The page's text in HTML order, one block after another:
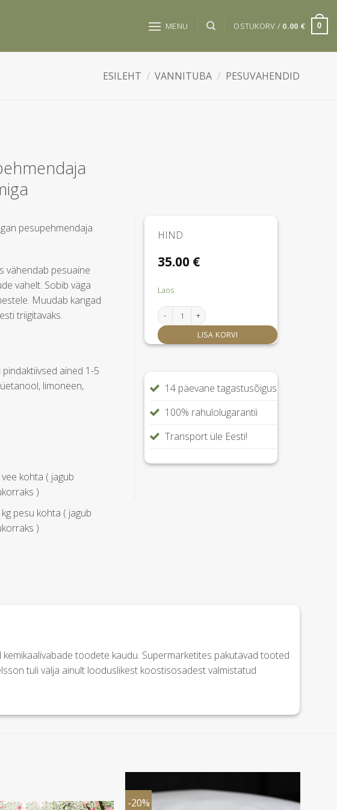
MENU OSTUKORV / 0.00 € 0
ESILEHT / VANNITUBA / PESUVAHENDID
pesupehmendaja
vähendab pesuaine
vahelt. Sobib väga
Muudab kangad
triigitavaks.
ained 1-5
limoneen,
kohta ( jagub
)
pesu kohta ( jagub
)
HIND
35.00 €
Laos
TGC042 Pesupehmendaja kiyomi parfüümiga
LISA KORVI
14 päevane tagastusõigus
100% rahulolugarantii
Transport üle Eesti!
toodete kaudu. Supermarketites pakutavad tooted
tuli välja ainult looduslikest koostisosadest valmistatud
-20%